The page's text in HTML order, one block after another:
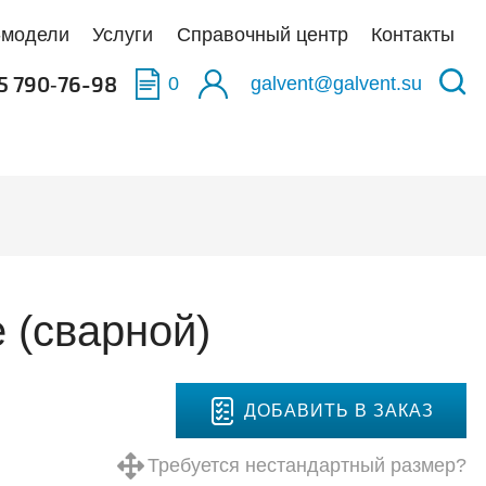
связь установки
Услуги Справочный центр Контакты
790‑76-98 0 galvent@galvent.su
(сварной)
ДОБАВИТЬ В ЗАКАЗ
Требуется нестандартный размер?